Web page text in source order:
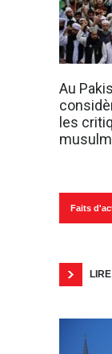
Au
les
Faits
LIRE